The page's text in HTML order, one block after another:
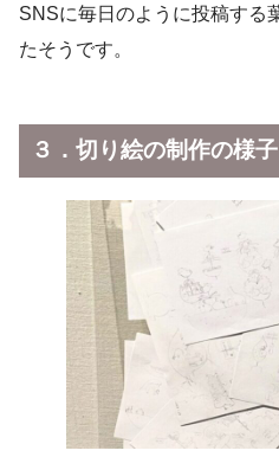
SNSに毎日のように投稿する
たそうです。
３．切り絵の制作の様子